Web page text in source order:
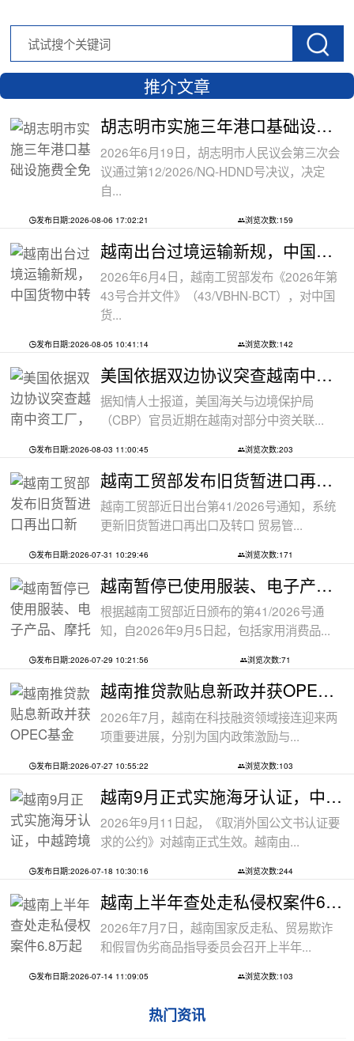
推介文章
胡志明市实施三年港口基础设施费全免政
2026年6月19日，胡志明市人民议会第三次会
议通过第12/2026/NQ-HDND号决议，决定
自...
发布日期:2026-08-06 17:02:21 浏览次数:159
越南出台过境运输新规，中国货物中转通
2026年6月4日，越南工贸部发布《2026年第
43号合并文件》（43/VBHN-BCT），对中国
货...
发布日期:2026-08-05 10:41:14 浏览次数:142
美国依据双边协议突查越南中资工厂，三
据知情人士报道，美国海关与边境保护局
（CBP）官员近期在越南对部分中资关联...
发布日期:2026-08-03 11:00:45 浏览次数:203
越南工贸部发布旧货暂进口再出口新规：
越南工贸部近日出台第41/2026号通知，系统
更新旧货暂进口再出口及转口 贸易管...
发布日期:2026-07-31 10:29:46 浏览次数:171
越南暂停已使用服装、电子产品、摩托车
根据越南工贸部近日颁布的第41/2026号通
知，自2026年9月5日起，包括家用消费品...
发布日期:2026-07-29 10:21:56 浏览次数:71
越南推贷款贴息新政并获OPEC基金5000万美
2026年7月，越南在科技融资领域接连迎来两
项重要进展，分别为国内政策激励与...
发布日期:2026-07-27 10:55:22 浏览次数:103
越南9月正式实施海牙认证，中越跨境文件
2026年9月11日起，《取消外国公文书认证要
求的公约》对越南正式生效。越南由...
发布日期:2026-07-18 10:30:16 浏览次数:244
越南上半年查处走私侵权案件6.8万起
2026年7月7日，越南国家反走私、贸易欺诈
和假冒伪劣商品指导委员会召开上半年...
发布日期:2026-07-14 11:09:05 浏览次数:103
热门资讯